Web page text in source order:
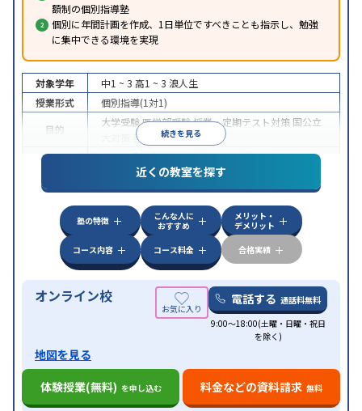
額制の個別指導塾
個別に年間計画を作成、1日単位ですべきことも指示し、勉強
に集中できる環境を実現
続きを見る
対象学年 中1 ~ 3 高1 ~ 3 浪人生
授業形式
個別指導(1対1)
目的
大学受験医学部受験授業・定期テスト対策 国公立
英検(英語検定)対策
中高一貫校生に対応授業の振替可能オンライン対
自習室あり
近くの教室を探す
塾の特徴
こんな人に
おすすめ
メリット・
デメリット
コース内容
コース料金 合格実績
オンライン校 電話する 通話料無料
9:00～18:00(土曜・日曜・祝日
を除く)
地図を見る
体験授業(無料) を申し込む 料金などの資料請求 無料